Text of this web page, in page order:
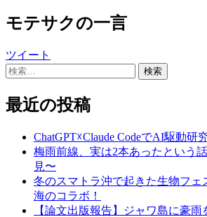
モテサクの一言
ツイート
検
最近の投稿
ChatGPT☓Claude CodeでAI駆動研
梅雨前線、実は2本あったという
見〜
冬のスマトラ沖で起きた生物フェ
海のコラボ！
【論文出版報告】ジャワ島に豪